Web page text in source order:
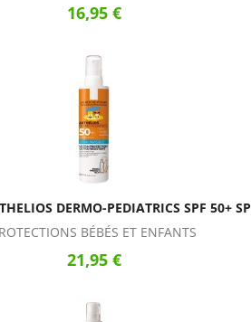
16,95 €
DERMO-PEDIATRICS SPF 50+
BÉBÉS ET ENFANTS
21,95 €